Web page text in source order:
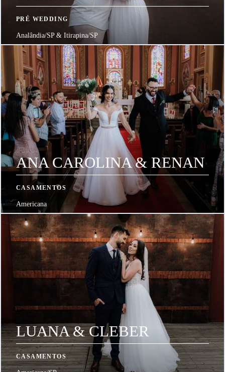
PRÉ WEDDING
Analândia/SP & Itirapina/SP
ANA CAROLINA & RENAN
CASAMENTOS
Americana
LUANA & CLEBER
CASAMENTOS